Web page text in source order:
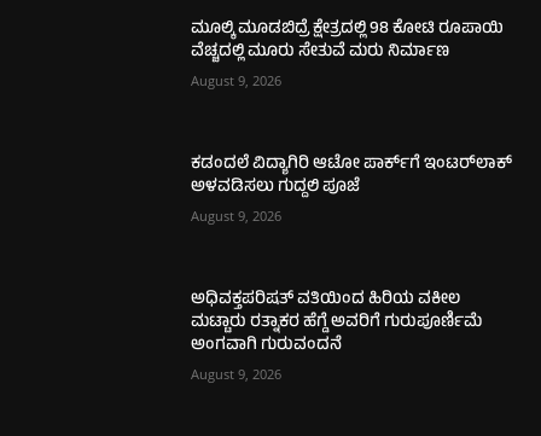
ಮೂಲ್ಕಿ ಮೂಡಬಿದ್ರೆ ಕ್ಷೇತ್ರದಲ್ಲಿ 98 ಕೋಟಿ ರೂಪಾಯಿ
ವೆಚ್ಚದಲ್ಲಿ ಮೂರು ಸೇತುವೆ ಮರು ನಿರ್ಮಾಣ
August 9, 2026
ಕಡಂದಲೆ ವಿದ್ಯಾಗಿರಿ ಆಟೋ ಪಾರ್ಕ್‌ಗೆ ಇಂಟರ್‌ಲಾಕ್
ಅಳವಡಿಸಲು ಗುದ್ದಲಿ ಪೂಜೆ
August 9, 2026
ಅಧಿವಕ್ತಪರಿಷತ್ ವತಿಯಿಂದ ಹಿರಿಯ ವಕೀಲ
ಮಟ್ಟಾರು ರತ್ನಾಕರ ಹೆಗ್ಡೆ ಅವರಿಗೆ ಗುರುಪೂರ್ಣಿಮೆ
ಅಂಗವಾಗಿ ಗುರುವಂದನೆ
August 9, 2026